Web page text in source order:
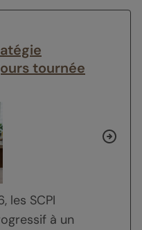
tournée
les SCPI
à un